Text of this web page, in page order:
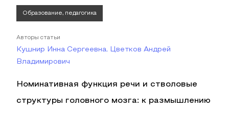
Образование, педагогика
Авторы статьи
Кушнир Инна Сергеевна, Цветков Андрей
Владимирович
Номинативная функция речи и стволовые
структуры головного мозга: к размышлению